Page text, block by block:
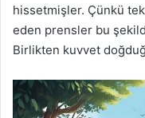
hissetmişler. Çünkü tek
eden prensler bu
Birlikten kuvvet